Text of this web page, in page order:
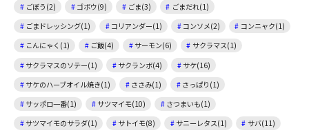
ごぼう(2)
ゴボウ(9) ごま(3)
ごまだれ(1)
ごまドレッシング(1)
コリアンダー(1) コンソメ(2)
コンニャク(1)
こんにゃく(1)
ご飯(4) サーモン(6)
サクラマス(1)
サクラマスのソテー(1)
サクランボ(4)
サケ(16)
サケのハーブオイル焼き(1)
ささみ(1)
さっぱり(1)
サッポロ一番(1)
サツマイモ(10)
さつまいも(1)
サツマイモのサラダ(1)
サトイモ(8) サニーレタス(1)
サバ(11)